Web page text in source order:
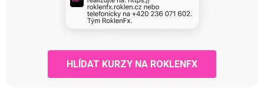
HLÍDAT KURZY NA ROKLENFX